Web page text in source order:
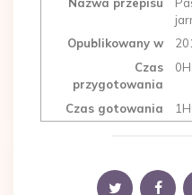
Opublikowany w
Czas
przygotowania
Czas gotowania